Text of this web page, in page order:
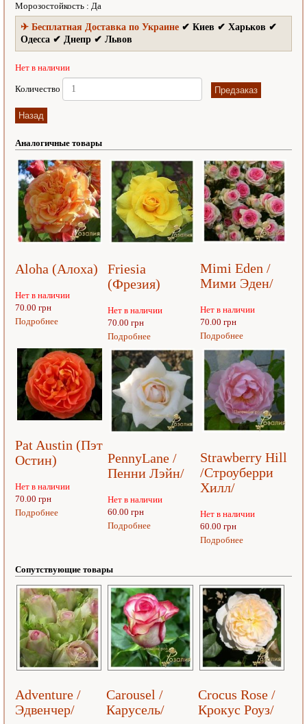
Морозостойкость : Да
✈ Бесплатная Доставка по Украине ✔ Киев ✔ Харьков ✔
Одесса ✔ Днепр ✔ Львов
Нет в наличии
Количество
Аналогичные товары
Aloha (Алоха)
Нет в наличии
70.00 грн
Подробнее
Friesia
(Фрезия)
Нет в наличии
70.00 грн
Подробнее
Mimi Eden /
Мими Эден/
Нет в наличии
70.00 грн
Подробнее
Pat Austin (Пэт
Остин)
Нет в наличии
70.00 грн
Подробнее
PennyLane /
Пенни Лэйн/
Нет в наличии
60.00 грн
Подробнее
Strawberry Hill
/Строуберри
Хилл/
Нет в наличии
60.00 грн
Подробнее
Сопутствующие товары
Adventure /
Эдвенчер/
Carousel /
Карусель/
Crocus Rose /
Крокус Роуз/